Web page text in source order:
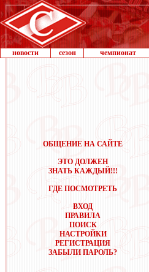
новости сезон чемпионат
ОБЩЕНИЕ НА САЙТЕ
ЭТО ДОЛЖЕН
ЗНАТЬ КАЖДЫЙ!!!
ГДЕ ПОСМОТРЕТЬ
ВХОД
ПРАВИЛА
ПОИСК
НАСТРОЙКИ
РЕГИСТРАЦИЯ
ЗАБЫЛИ ПАРОЛЬ?